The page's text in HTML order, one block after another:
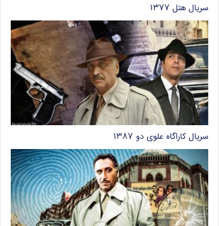
سریال هتل ۱۳۷۷
سریال کاراگاه علوی دو ۱۳۸۷